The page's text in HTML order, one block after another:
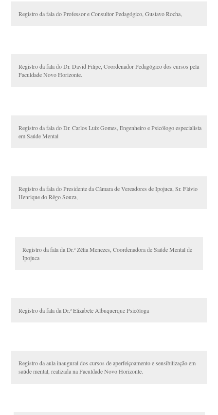
Registro da fala do Professor e Consultor Pedagógico, Gustavo Rocha,
Registro da fala do Dr. David Filipe, Coordenador Pedagógico dos cursos pela
Faculdade Novo Horizonte.
Registro da fala do Dr. Carlos Luiz Gomes, Engenheiro e Psicólogo especialista
em Saúde Mental
Registro da fala do Presidente da Câmara de Vereadores de Ipojuca, Sr. Flávio
Henrique do Rêgo Souza,
Registro da fala da Dr.ª Zélia Menezes, Coordenadora de Saúde Mental de
Ipojuca
Registro da fala da Dr.ª Elizabete Albuquerque Psicóloga
Registro da aula inaugural dos cursos de aperfeiçoamento e sensibilização em
saúde mental, realizada na Faculdade Novo Horizonte.